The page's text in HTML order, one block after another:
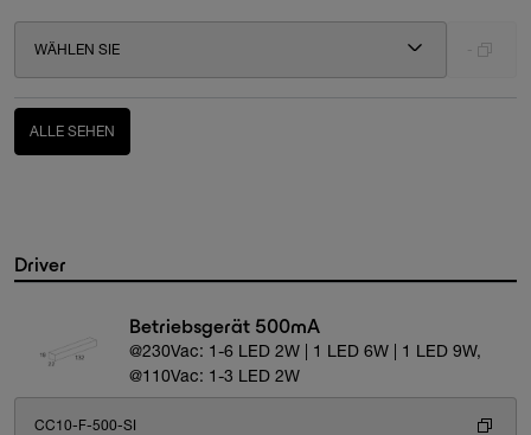
WÄHLEN SIE
ALLE SEHEN
Driver
Betriebsgerät 500mA
@230Vac: 1-6 LED 2W | 1 LED 6W | 1 LED 9W,
@110Vac: 1-3 LED 2W
CC10-F-500-SI